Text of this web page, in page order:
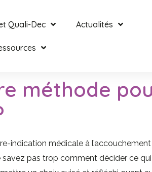
Quali-Dec Actualités
méthode
indication médicale à
pas trop comment décider ce